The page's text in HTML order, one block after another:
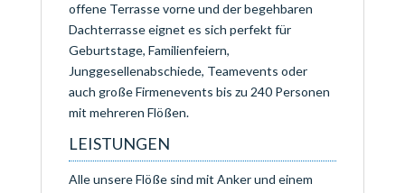
offene Terrasse vorne und der begehbaren
Dachterrasse eignet es sich perfekt für
Geburtstage, Familienfeiern,
Junggesellenabschiede, Teamevents oder
auch große Firmenevents bis zu 240 Personen
mit mehreren Flößen.
LEISTUNGEN
Alle unsere Flöße sind mit Anker und einem